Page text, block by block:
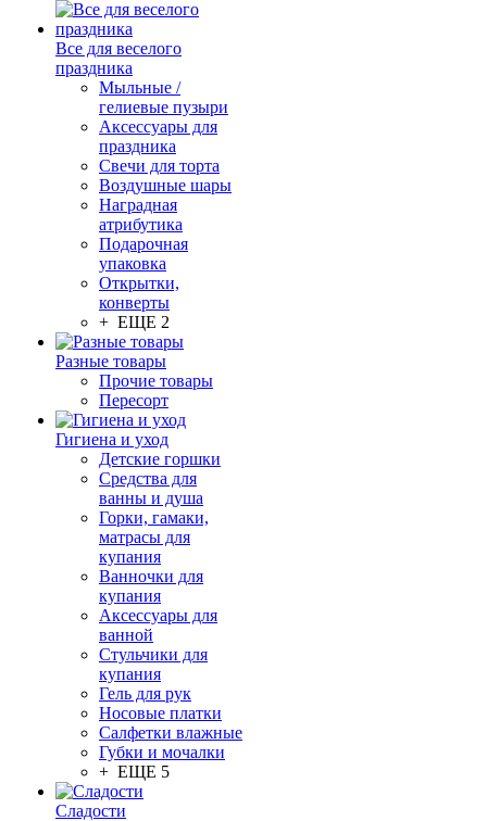
Все для веселого
праздника
Мыльные /
гелиевые пузыри
Аксессуары для
праздника
Свечи для торта
Воздушные шары
Наградная
атрибутика
Подарочная
упаковка
Открытки,
конверты
+ ЕЩЕ 2
Разные товары
Прочие товары
Пересорт
Гигиена и уход
Детские горшки
Средства для
ванны и душа
Горки, гамаки,
матрасы для
купания
Ванночки для
купания
Аксессуары для
ванной
Стульчики для
купания
Гель для рук
Носовые платки
Салфетки влажные
Губки и мочалки
+ ЕЩЕ 5
Сладости